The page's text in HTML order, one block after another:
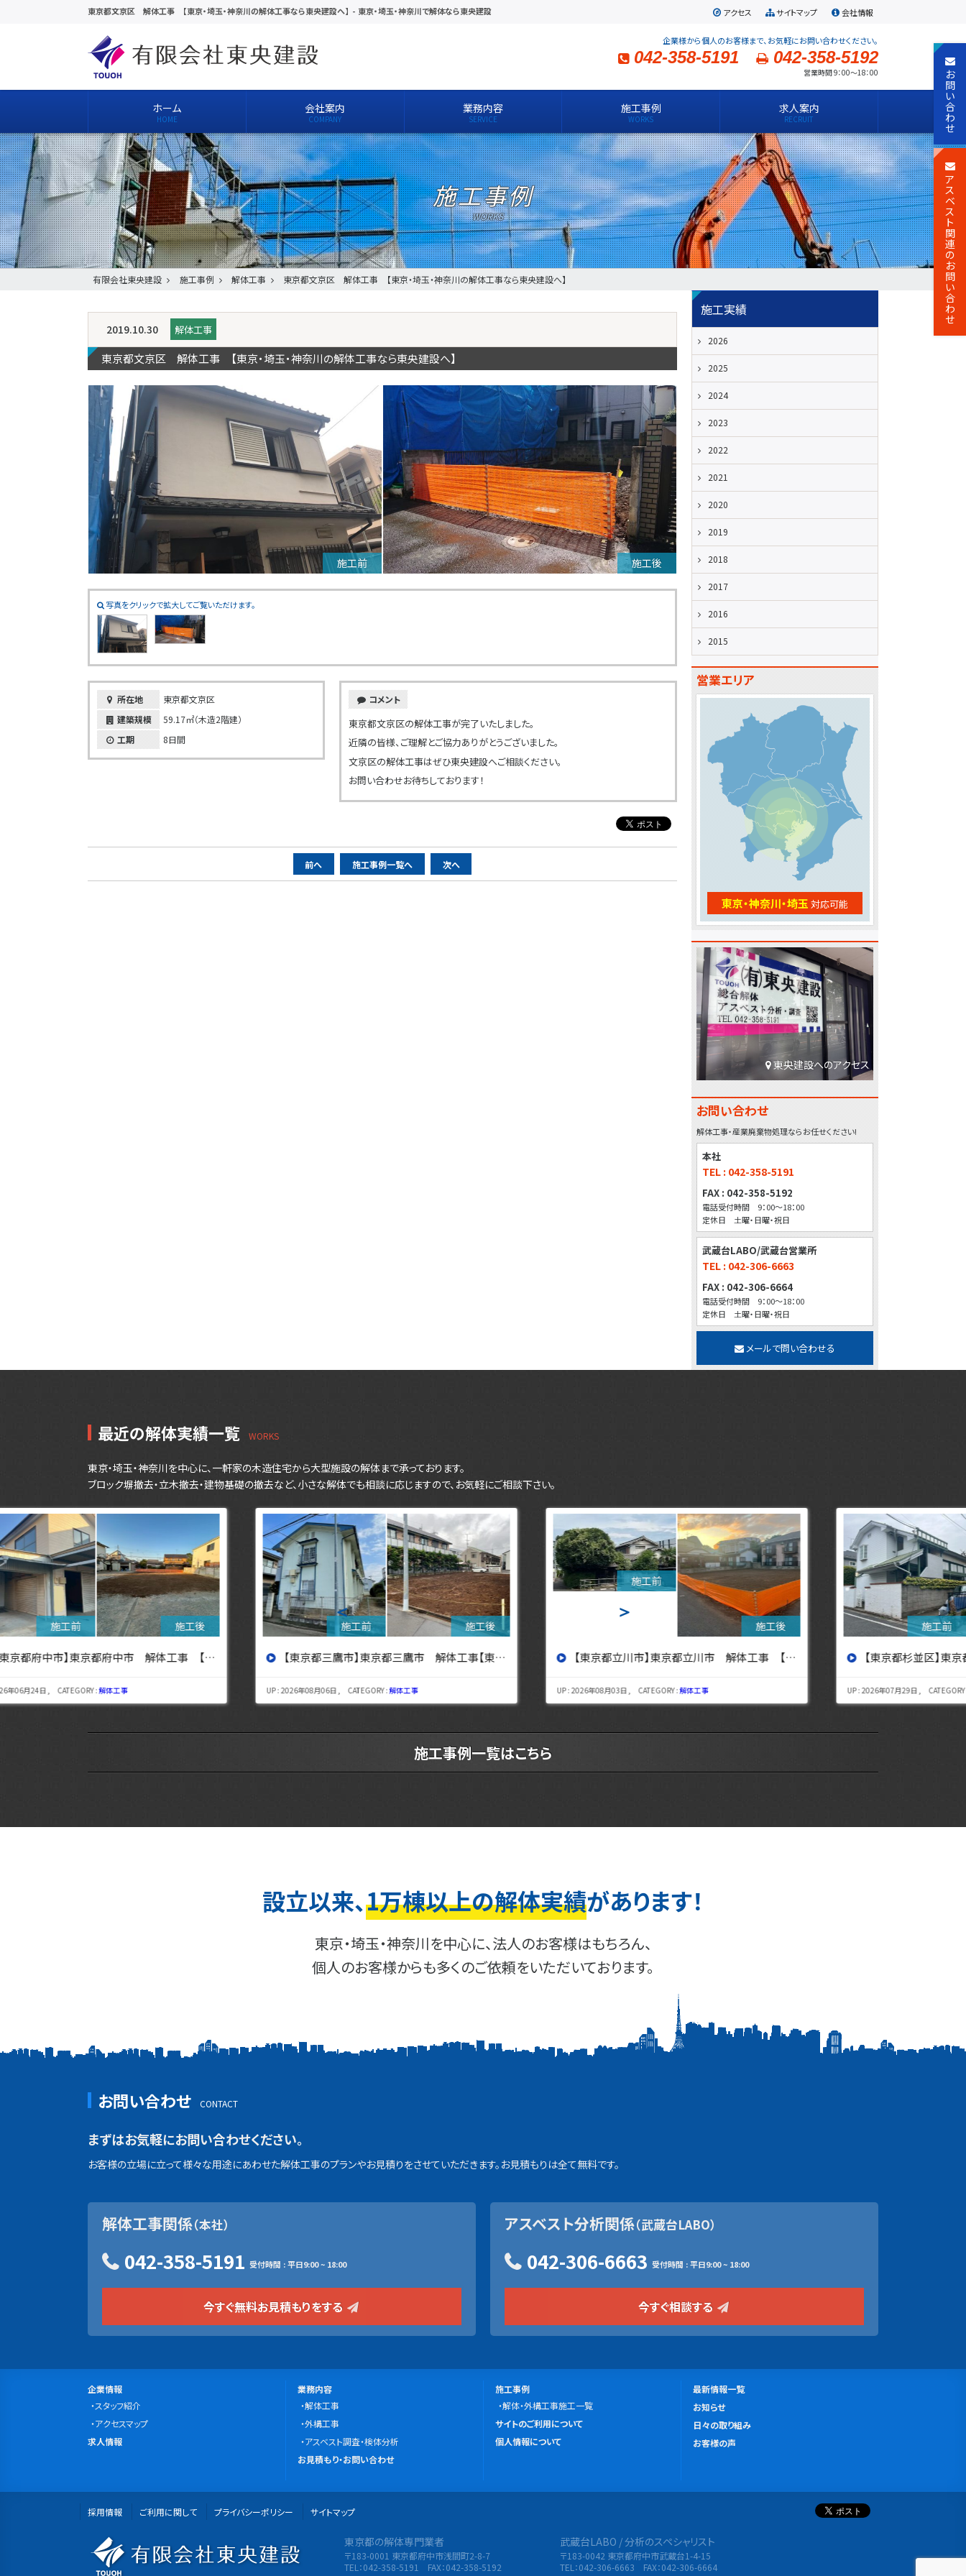
東京都文京区 解体工事 【東京・埼玉・神奈川の解体工事なら東央建設へ】 - 東京・埼玉・神奈川で解体なら東央建設 アクセス サイトマップ 会社情報
企業様から個人のお客様まで、お気軽にお問い合わせください。
042-358-5191 042-358-5192
営業時間 9：00～18：00
ホーム 会社案内 業務内容 施工事例 求人案内
施工事例
有限会社東央建設 施工事例 解体工事 東京都文京区 解体工事 【東京・埼玉・神奈川の解体工事なら東央建設へ】
2019.10.30 解体工事
東京都文京区 解体工事 【東京・埼玉・神奈川の解体工事なら東央建設へ】
施工前 施工後
写真をクリックで拡大してご覧いただけます。
所在地
東京都文京区
建築規模
59.17㎡（木造2階建）
工期
8日間
コメント
東京都文京区の解体工事が完了いたしました。
近隣の皆様、ご理解とご協力ありがとうございました。
文京区の解体工事はぜひ東央建設へご相談ください。
お問い合わせお待ちしております！
ー
前へ 施工事例一覧へ 次へ
施工実績
2026
2025
2024
2023
2022
2021
2020
2019
2018
2017
2016
2015
営業エリア
東京・神奈川・埼玉 対応可能
東央建設へのアクセス
お問い合わせ
解体工事・産業廃棄物処理ならお任せください!
本社
TEL : 042-358-5191
FAX : 042-358-5192
電話受付時間 9：00～18：00
定休日 土曜・日曜・祝日
武蔵台LABO/武蔵台営業所
TEL : 042-306-6663
FAX : 042-306-6664
電話受付時間 9：00～18：00
定休日 土曜・日曜・祝日
メールで問い合わせる
最近の解体実績一覧
東京・埼玉・神奈川を中心に、一軒家の木造住宅から大型施設の解体まで承っております。
ブロック塀撤去・立木撤去・建物基礎の撤去など、小さな解体でも相談に応じますので、お気軽にご相談下さい。
＜
】 【東京都三鷹市】東京都三鷹市 解体工事【東京・埼玉・神奈川の解体工事なら東央建設へ】
UP : 2026年08月06日 , CATEGORY :
【東京都立川市】東京都立川市 解体工事 【東京・埼玉・神奈川の解体工事なら東央建設へ】
UP : 2026年08月03日 , CATEGORY :
【東京都杉並区】東京都杉並区 解体工事【東京・埼玉・神奈川の解体工事なら東央建設へ】
UP : 2026年07月29日 , CATEGORY : UP :
＞
施工事例一覧はこちら
設立以来、1万棟以上の解体実績があります！
東京・埼玉・神奈川を中心に、法人のお客様はもちろん、
個人のお客様からも多くのご依頼をいただいております。
お問い合わせ
まずはお気軽にお問い合わせください。
お客様の立場に立って様々な用途にあわせた解体工事のプランやお見積りをさせていただきます。お見積もりは全て無料です。
解体工事関係（本社）
042-358-5191 受付時間 : 平日9:00 ~ 18:00
今すぐ無料お見積もりをする
アスベスト分析関係（武蔵台LABO）
042-306-6663 受付時間 : 平日9:00 ~ 18:00
今すぐ相談する
サ
イ
ト
会
社
案
内
企業情報
スタッフ紹介
アクセスマップ
求
報
求人情報
事
業
内
容
業務内容
解体工事
外構工事
アスベスト調査・検体分析
無
お
も
り・
お見積もり・お問い合わせ
施
工
事
例
施工事例
解体・外構工事施工一覧
こ
の
ト
て
サイトのご利用について
個人情報について
更
新
情
報
最新情報一覧
お知らせ
日々の取り組み
お客様の声
採用情報 ご利用に関して プライバシーポリシー サイトマップ
有限会社 東央建設
東京都の解体専門業者
〒183-0001 東京都府中市浅間町2-8-7
TEL：042-358-5191 FAX：042-358-5192
武蔵台LABO / 分析のスペシャリスト
〒183-0042 東京都府中市武蔵台1-4-15
TEL：042-306-6663 FAX：042-306-6664
お
問
い
合
わ
せ
ア
ス
ベ
ス
ト
関
連
の
お
問
い
合
わ
せ